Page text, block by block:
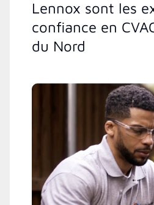
Lennox sont les
confiance en
du Nord